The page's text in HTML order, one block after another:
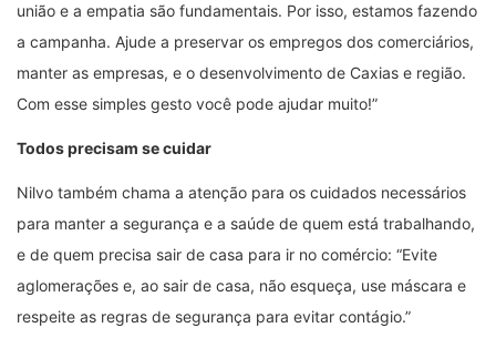
união e a empatia são fundamentais. Por isso, estamos fazendo
a campanha. Ajude a preservar os empregos dos comerciários,
manter as empresas, e o desenvolvimento de Caxias e região.
Com esse simples gesto você pode ajudar muito!”
Todos precisam se cuidar
Nilvo também chama a atenção para os cuidados necessários
para manter a segurança e a saúde de quem está trabalhando,
e de quem precisa sair de casa para ir no comércio: “Evite
aglomerações e, ao sair de casa, não esqueça, use máscara e
respeite as regras de segurança para evitar contágio.”